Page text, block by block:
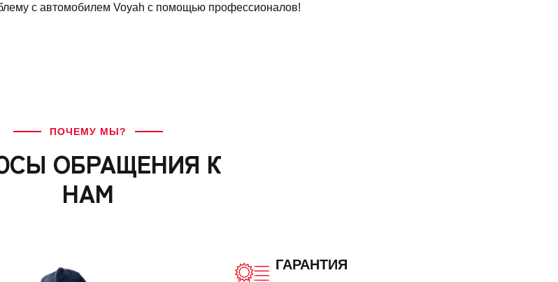
с автомобилем Voyah с помощью профессионалов!
ПОЧЕМУ МЫ?
ОБРАЩЕНИЯ К
НАМ
ГАРАНТИЯ